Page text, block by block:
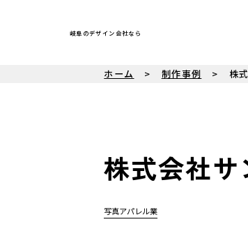
岐阜のデザイン会社なら
ホーム 制作事例 株
株式会社
写真アパレル業